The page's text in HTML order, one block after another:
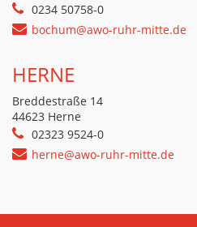
0234 50758-0
bochum@awo-ruhr-mitte.de
HERNE
Breddestraße 14
44623 Herne
02323 9524-0
herne@awo-ruhr-mitte.de